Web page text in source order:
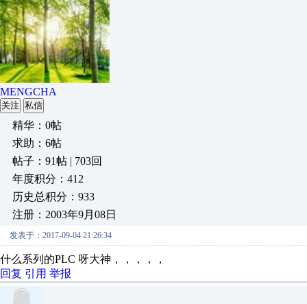
MENGCHA
关注 私信
精华：0帖
求助：6帖
帖子：91帖 | 703回
年度积分：412
历史总积分：933
注册：2003年9月08日
发表于：2017-09-04 21:26:34
什么系列的PLC 呀大神，，，，，
回复 引用 举报